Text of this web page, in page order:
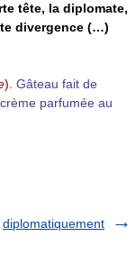
tête, la diplomate,
divergence (…)
). Gâteau fait de
parfumée au
diplomatiquement